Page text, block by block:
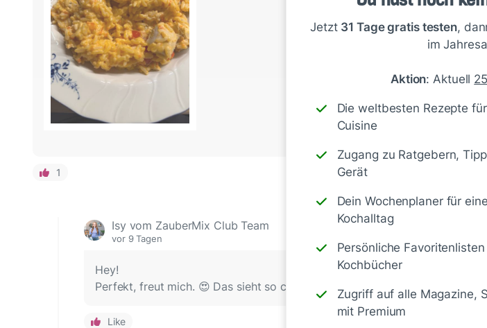
Jetzt 31 Tage gratis testen,
im
Aktion: Aktuell
Die weltbesten Rezepte
Cuisine
Zugang zu Ratgebern,
Gerät
Dein Wochenplaner für
Kochalltag
Persönliche
Kochbücher
Zugriff auf alle Magazine,
mit Premium
1
Isy vom ZauberMix Club Team
vor 9 Tagen
Hey!
Perfekt, freut mich. 😍 Das sieht so cremig und lecker bei dir aus. 😇
Like